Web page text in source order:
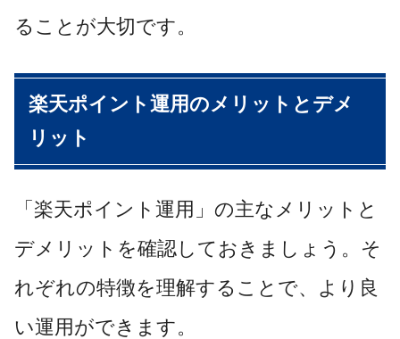
ることが大切です。
楽天ポイント運用のメリットとデメ
リット
「楽天ポイント運用」の主なメリットと
デメリットを確認しておきましょう。そ
れぞれの特徴を理解することで、より良
い運用ができます。